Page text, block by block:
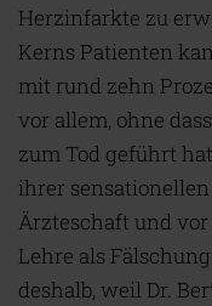
Herzinfarkte zu
Kerns Patienten
mit rund zehn
vor allem, ohne
zum Tod geführt
ihrer
Ärzteschaft und
Lehre als
deshalb, weil Dr.